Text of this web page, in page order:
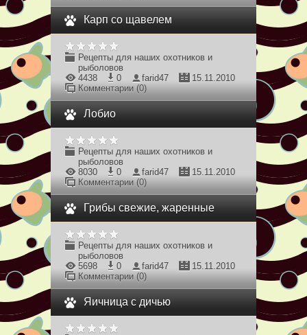
Карп со щавелем
Рецепты для наших охотников и
рыболовов
4438
0 farid47
15.11.2010
Комментарии (0)
Лобио
Рецепты для наших охотников и
рыболовов
8030
0 farid47
15.11.2010
Комментарии (0)
Грибы свежие, жаренные
Рецепты для наших охотников и
рыболовов
5698
0 farid47
15.11.2010
Комментарии (0)
Яичница с дичью